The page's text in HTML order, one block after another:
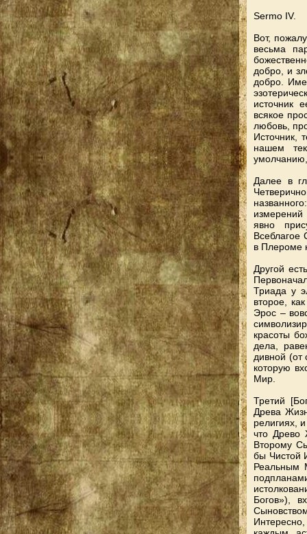
Sermo IV.
Вот,
весьма
добро, и
добро.
источник
всякое
любовь,
Источник,
нашем
умолчанию,
Далее в
явно
в Плероме
Другой
Триада у
второе,
Эрос –
красоты
дела,
дивной (от
которую
Мир.
Третий
Древа
религиях,
что Древо
Второму
бы Чистой
Реальным
Богов»),